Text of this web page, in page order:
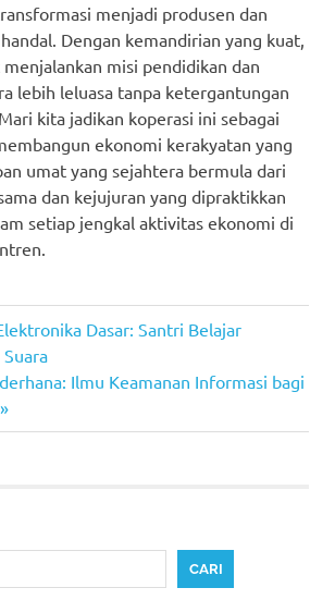
menjadi produsen dan
Dengan kemandirian yang kuat,
misi pendidikan dan
lebih leluasa tanpa ketergantungan
kita jadikan koperasi ini sebagai
ekonomi kerakyatan yang
umat yang sejahtera bermula dari
dan kejujuran yang dipraktikkan
setiap jengkal aktivitas ekonomi di
Dasar: Santri Belajar
Ilmu Keamanan Informasi bagi
CARI